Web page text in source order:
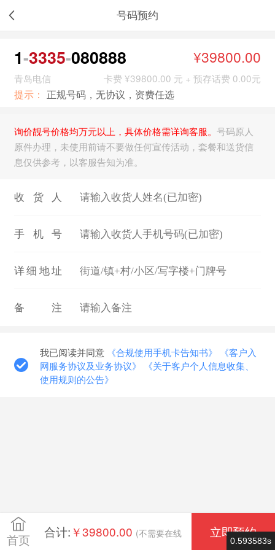
号码预约
1 3335 080888 ¥39800.00
青岛电信 卡费 ¥39800.00 元 + 预存话费 0.00元
提示： 正规号码，无协议，资费任选
询价靓号价格均万元以上，具体价格需详询客服。 号码原人
原件办理，未使用前请不要做任何宣传活动，套餐和送货信
息仅供参考，以客服告知为准。
收货人
手机号
详细地址
备注
我已阅读并同意 《合规使用手机卡告知书》
《客户入
网服务协议及业务协议》
《关于客户个人信息收集、
使用规则的公告》
首页
合计:￥39800.00 (不需要在线 立即预约
0.593583s